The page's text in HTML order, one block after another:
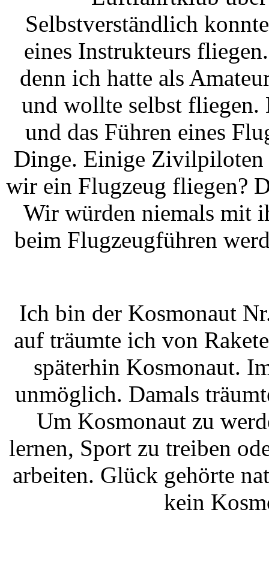
Selbstverständlich
eines Instrukteurs
denn ich hatte als
und wollte selbst fliegen.
und das Führen eines
Dinge. Einige Zivilpiloten
wir ein Flugzeug fliegen?
Wir würden niemals mit
beim Flugzeugführen
Ich bin der Kosmonaut
auf träumte ich von
späterhin Kosmonaut.
unmöglich. Damals
Um Kosmonaut zu
lernen, Sport zu treiben
arbeiten. Glück gehörte
kein